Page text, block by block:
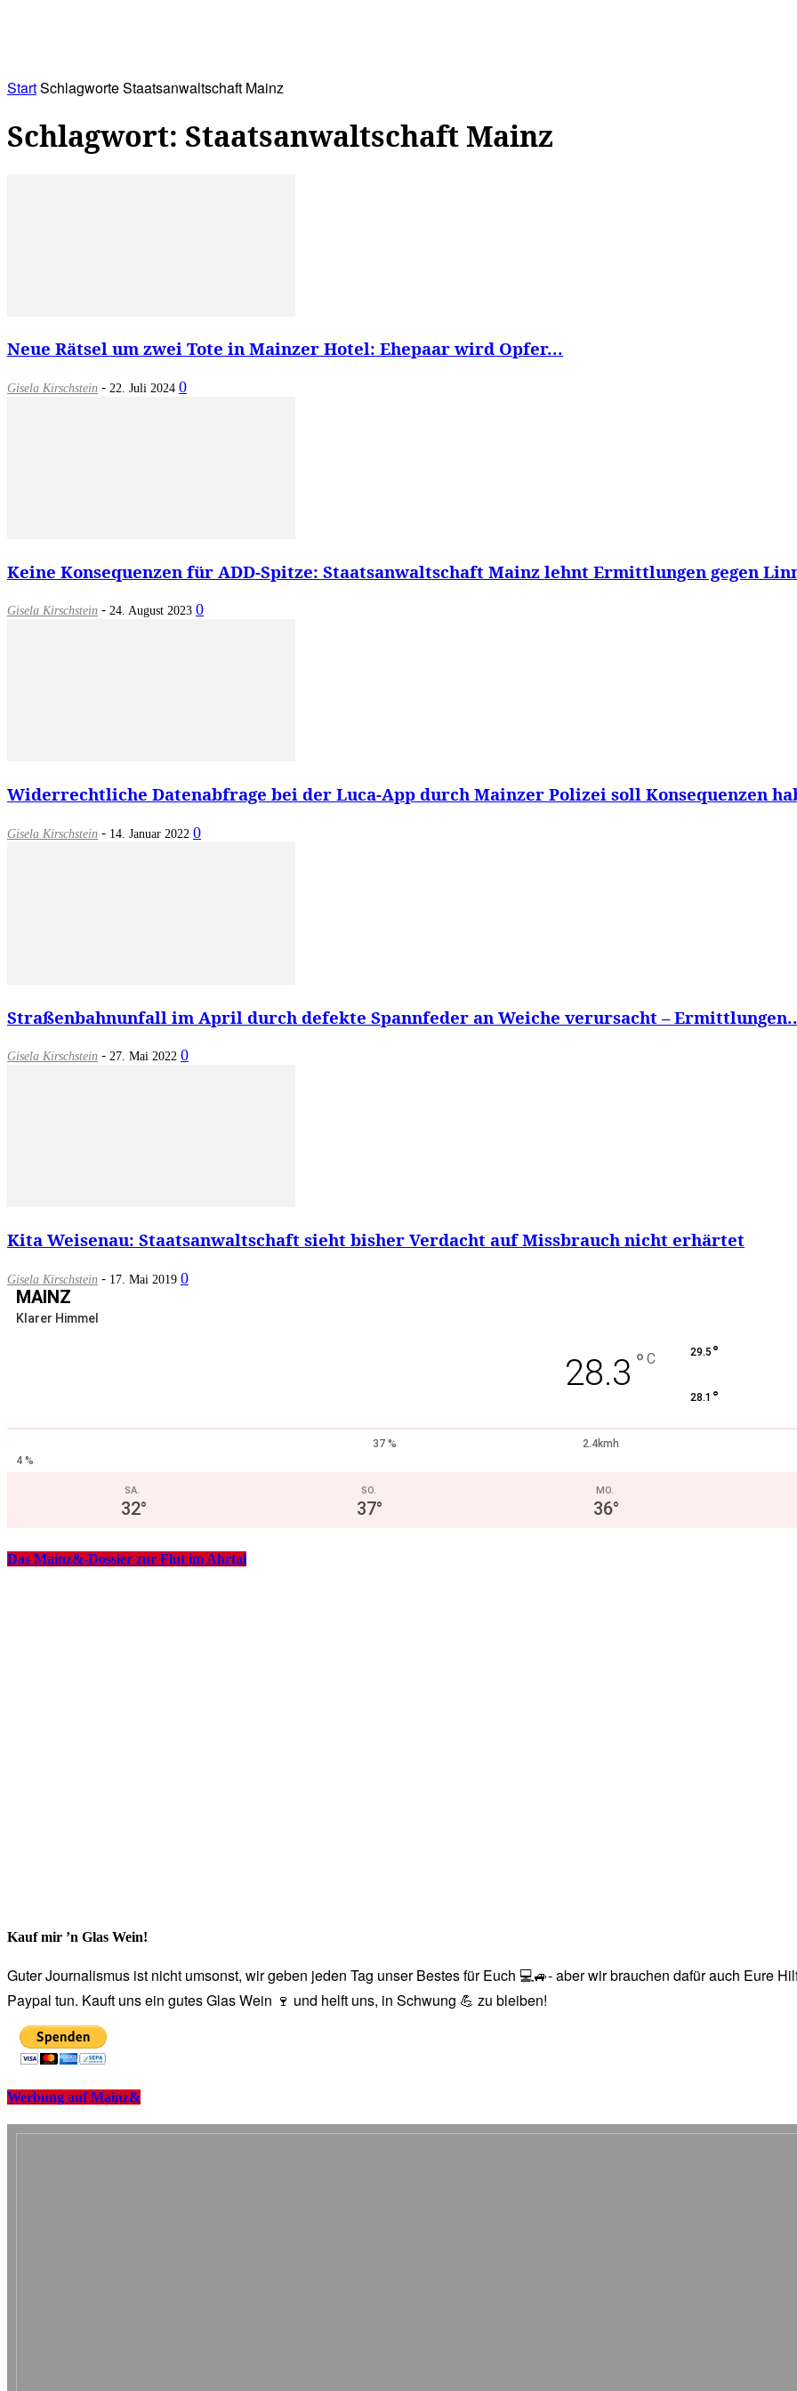
StartSchlagworteStaatsanwaltschaft Mainz
Schlagwort: Staatsanwaltschaft Mainz
Neue Rätsel um zwei Tote in Mainzer Hotel: Ehepaar wird Opfer...
Gisela Kirschstein - 22. Juli 2024 0
Keine Konsequenzen für ADD-Spitze: Staatsanwaltschaft Mainz lehnt Ermittlungen gegen
Gisela Kirschstein - 24. August 2023 0
Widerrechtliche Datenabfrage bei der Luca-App durch Mainzer Polizei soll Konsequenzen
Gisela Kirschstein - 14. Januar 2022 0
Straßenbahnunfall im April durch defekte Spannfeder an Weiche verursacht –
Gisela Kirschstein - 27. Mai 2022 0
Kita Weisenau: Staatsanwaltschaft sieht bisher Verdacht auf Missbrauch nicht erhärtet
Gisela Kirschstein - 17. Mai 2019 0
MAINZ
Klarer Himmel
28.3 ° C 29.5 °
28.1 °
37 %
2.4kmh
4 %
SA.
32°
SO.
37°
MO.
36°
Das Mainz&-Dossier zur Flut im Ahrtal
Kauf mir ’n Glas Wein!
Guter Journalismus ist nicht umsonst, wir geben jeden Tag unser Bestes für Euch 💻🚙- aber wir brauchen dafür auch Eure
Paypal tun. Kauft uns ein gutes Glas Wein 🍷 und helft uns, in Schwung 💪 zu bleiben!
Werbung auf Mainz&